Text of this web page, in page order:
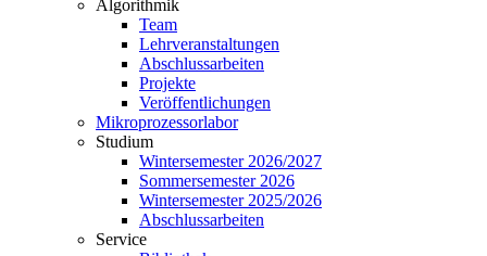
Algorithmik
Team
Lehrveranstaltungen
Abschlussarbeiten
Projekte
Veröffentlichungen
Mikroprozessorlabor
Studium
Wintersemester 2026/2027
Sommersemester 2026
Wintersemester 2025/2026
Abschlussarbeiten
Service